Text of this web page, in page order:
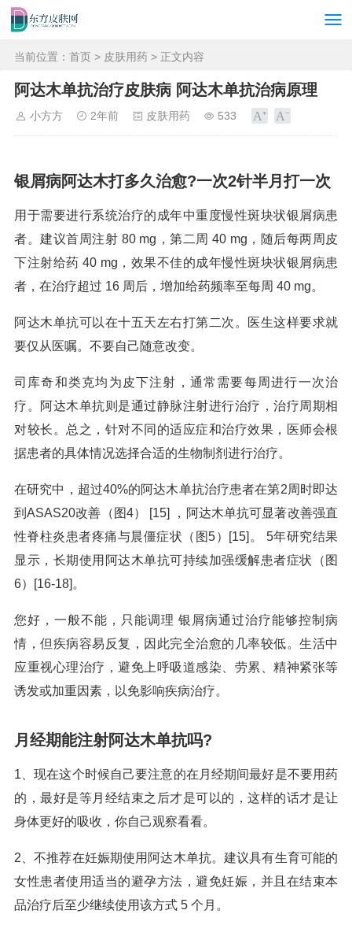
当前位置： 首页 > 皮肤用药 > 正文内容
阿达木单抗治疗皮肤病 阿达木单抗治病原理
小方方 2年前 皮肤用药 533
银屑病阿达木打多久治愈?一次2针半月打一次
用于需要进行系统治疗的成年中重度慢性斑块状银屑病患
者。建议首周注射 80 mg，第二周 40 mg，随后每两周皮
下注射给药 40 mg，效果不佳的成年慢性斑块状银屑病患
者，在治疗超过 16 周后，增加给药频率至每周 40 mg。
阿达木单抗可以在十五天左右打第二次。医生这样要求就
要仅从医嘱。不要自己随意改变。
司库奇和类克均为皮下注射，通常需要每周进行一次治
疗。阿达木单抗则是通过静脉注射进行治疗，治疗周期相
对较长。总之，针对不同的适应症和治疗效果，医师会根
据患者的具体情况选择合适的生物制剂进行治疗。
在研究中，超过40%的阿达木单抗治疗患者在第2周时即达
到ASAS20改善（图4） [15] ，阿达木单抗可显著改善强直
性脊柱炎患者疼痛与晨僵症状（图5）[15]。 5年研究结果
显示，长期使用阿达木单抗可持续加强缓解患者症状（图
6）[16-18]。
您好，一般不能，只能调理 银屑病通过治疗能够控制病
情，但疾病容易反复，因此完全治愈的几率较低。生活中
应重视心理治疗，避免上呼吸道感染、劳累、精神紧张等
诱发或加重因素，以免影响疾病治疗。
月经期能注射阿达木单抗吗?
1、现在这个时候自己要注意的在月经期间最好是不要用药
的，最好是等月经结束之后才是可以的，这样的话才是让
身体更好的吸收，你自己观察看看。
2、不推荐在妊娠期使用阿达木单抗。建议具有生育可能的
女性患者使用适当的避孕方法，避免妊娠，并且在结束本
品治疗后至少继续使用该方式 5 个月。